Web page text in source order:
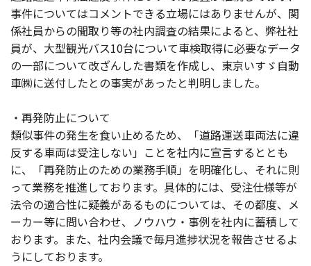
事件についてはコメントできる立場にはありませんが、関
係社員からの聞取り等の社内調査の結果によると、弊社社
員が、大型観光バス10台について車検取得に必要なデータ
の一部について改ざんした書類を作成し、東京いすゞ自動
車㈱に送付したとの事実があったと判明しました。
・再発防止について
類似事件の発生を食い止めるため、「道路運送車両法に違
反する車両は受注しない」ことを社内に宣言するととも
に、「再発防止のための業務手順」を明確化し、それに則
って業務を推進しております。具体的には、受注仕様等が
法令の適合性に疑義があるものについては、その都度、メ
ーカー等に問い合わせ、ノウハウ・事例を社内に蓄積して
おります。また、社内会議で毎月進捗状況を報告させるよ
うにしております。